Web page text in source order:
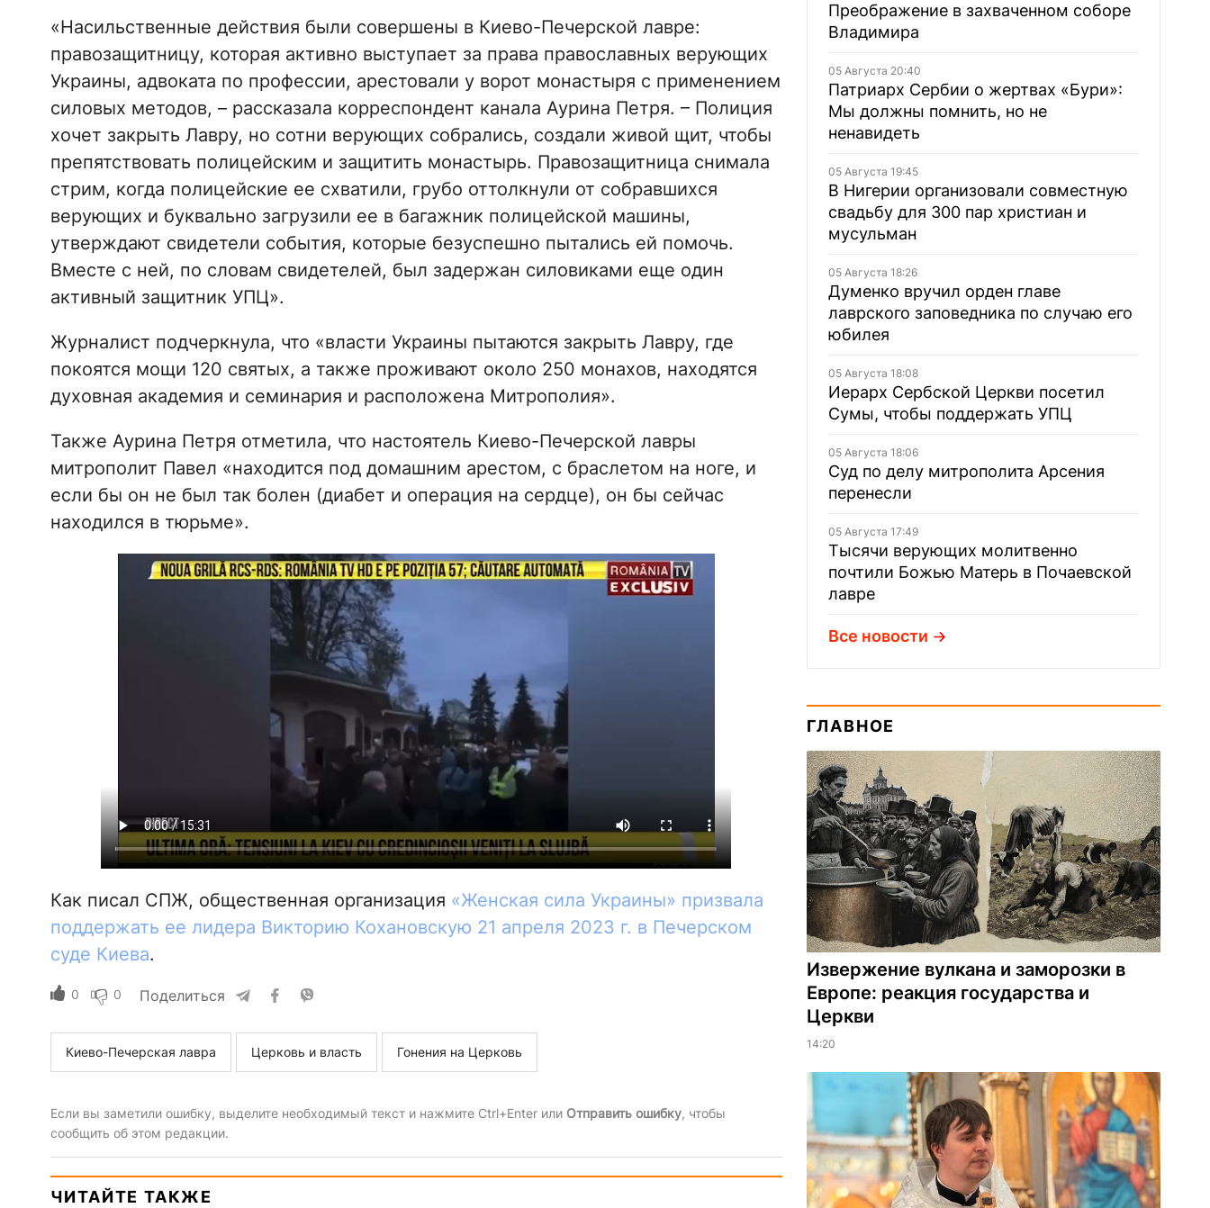
«Насильственные действия были совершены в Киево-Печерской лавре:
правозащитницу, которая активно выступает за права православных верующих
Украины, адвоката по профессии, арестовали у ворот монастыря с применением
силовых методов, – рассказала корреспондент канала Аурина Петря. – Полиция
хочет закрыть Лавру, но сотни верующих собрались, создали живой щит, чтобы
препятствовать полицейским и защитить монастырь. Правозащитница снимала
стрим, когда полицейские ее схватили, грубо оттолкнули от собравшихся
верующих и буквально загрузили ее в багажник полицейской машины,
утверждают свидетели события, которые безуспешно пытались ей помочь.
Вместе с ней, по словам свидетелей, был задержан силовиками еще один
активный защитник УПЦ».
Журналист подчеркнула, что «власти Украины пытаются закрыть Лавру, где
покоятся мощи 120 святых, а также проживают около 250 монахов, находятся
духовная академия и семинария и расположена Митрополия».
Также Аурина Петря отметила, что настоятель Киево-Печерской лавры
митрополит Павел «находится под домашним арестом, с браслетом на ноге, и
если бы он не был так болен (диабет и операция на сердце), он бы сейчас
находился в тюрьме».
Как писал СПЖ, общественная организация «Женская сила Украины» призвала
поддержать ее лидера Викторию Кохановскую 21 апреля 2023 г. в Печерском
суде Киева.
0 0 Поделиться
Киево-Печерская лавра Церковь и власть Гонения на Церковь
Если вы заметили ошибку, выделите необходимый текст и нажмите Ctrl+Enter или Отправить ошибку, чтобы
сообщить об этом редакции.
ЧИТАЙТЕ ТАКЖЕ
Преображение в захваченном соборе
Владимира
05 Августа 20:40
Патриарх Сербии о жертвах «Бури»:
Мы должны помнить, но не
ненавидеть
05 Августа 19:45
В Нигерии организовали совместную
свадьбу для 300 пар христиан и
мусульман
05 Августа 18:26
Думенко вручил орден главе
лаврского заповедника по случаю его
юбилея
05 Августа 18:08
Иерарх Сербской Церкви посетил
Сумы, чтобы поддержать УПЦ
05 Августа 18:06
Суд по делу митрополита Арсения
перенесли
05 Августа 17:49
Тысячи верующих молитвенно
почтили Божью Матерь в Почаевской
лавре
Все новости
ГЛАВНОЕ
Извержение вулкана и заморозки в
Европе: реакция государства и
Церкви
14:20